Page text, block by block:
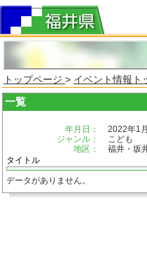
トップページ > イベント情報ト
一覧
年月日：
2022年1
ジャンル：
こども
地区：
福井・坂
タイトル
データがありません。